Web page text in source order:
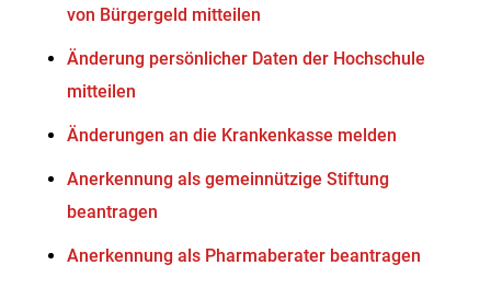
von Bürgergeld mitteilen
Änderung persönlicher Daten der Hochschule
mitteilen
Änderungen an die Krankenkasse melden
Anerkennung als gemeinnützige Stiftung
beantragen
Anerkennung als Pharmaberater beantragen